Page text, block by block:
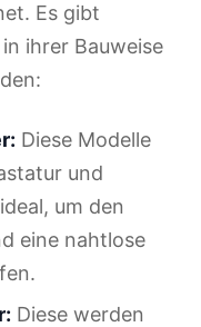
Es gibt
ihrer Bauweise
Diese Modelle
und
um den
eine nahtlose
Diese werden